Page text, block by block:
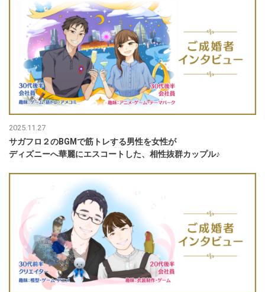
2025.11.27
サガフロ２のBGMで筋トレする男性を女性が
ディズニーへ華麗にエスコートした、相性抜群カップル♪